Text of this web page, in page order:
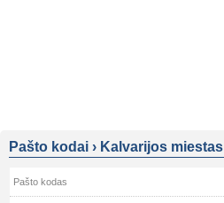
Pašto kodai › Kalvarijos miestas